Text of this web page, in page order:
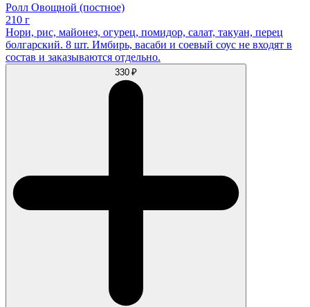
Ролл Овощной (постное)
210 г
Нори, рис, майонез, огурец, помидор, салат, такуан, перец
болгарский. 8 шт. Имбирь, васаби и соевый соус не входят в
состав и заказываются отдельно.
330 ₽